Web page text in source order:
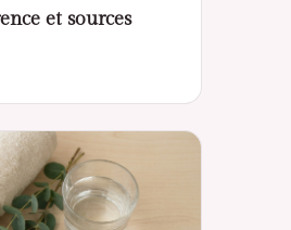
et sources